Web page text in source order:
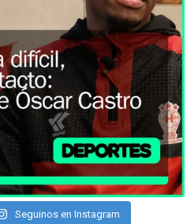
Seguinos en Instagram